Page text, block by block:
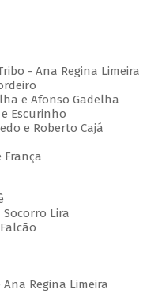
- Ana Regina Limeira
e Afonso Gadelha
e Escurinho
e Roberto Cajá
França
Lira
Regina Limeira